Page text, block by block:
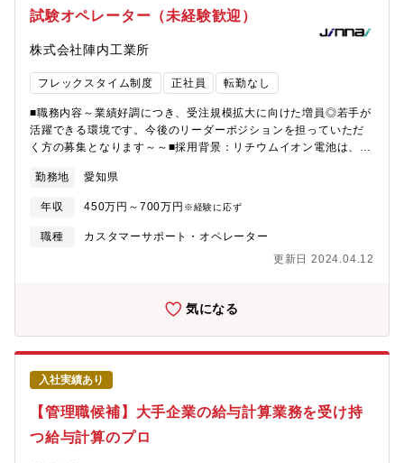
情報提供を行う・既存フローの課題抽出、RPA 等を含む改善策の
提案から実装までをリードする■キャリアパスまずはメンバーとし
て、問い合わせ対応や手続き業務を通じて、サービス知識・業界
理解・課題発見力を身につけていただきます。将来的には在籍グ
ループのリーダーとして、運用改善や施策推進などをリードして
いただきます。カスタマーサポート以外の職種へのチャレンジも
可能です。■配属部署Account Management UnitCustomer
Success2 Group（グループマネジャー以下8名程度の組織）
理解いただいたのち、分析・改善業務にも携わっていただきま
す。【入社後の流れ】まずはメインのサービスの仕様把握、業務
理解をしていただきます。1カ月程度の製品仕様研修の座学を行
い、その後OJTにて実務に慣れていただきます。メインサービス
の業務把握後には、順次他のサービスの製品理解を進めつつ、お
客様対応・コールセンター管理・課題解決にむけた業務を実施い
ただきます。【キャリア採用向け 入社後の教育支援】■ご本人が
組織の長となる「管理職コース」か、スペシャリストとしてのキ
ャリア極める「専門職コース」かを選択できます。■社内公募制も
援がありますので、ご安心ください。【ポジションの魅力】■単な
■「対応件数」ではなく、問い合わせ削減・品質改善・仕組み化が
評価される■サポートの現場で得た気づきを、改善・設計に活かせ
■事業／開発／営業など他部門と連携し、サービス全体に貢献でき
試験オペレーター（未経験歓迎）
株式会社陣内工業所
フレックスタイム制度 正社員 転勤なし
■職務内容～業績好調につき、受注規模拡大に向けた増員◎若手が
活躍できる環境です。今後のリーダーポジションを担っていただ
く方の募集となります～～■採用背景：リチウムイオン電池は、コ
ーとして需要が急増しております。将来的には市場ニーズなどを
考慮し、更なる事業拡大も予定していることによる増員募集とな
ります。■業務詳細：・お客様へのご要望のヒアリング、評価計画
策定、評価手順書の作成、評価準備、実施、データ抽出、加工・
ル試験など、各種試験でのリチウムイオン電池の機能安全性評
自社規格試験、オーダー規格試験 ほか■受託の流れ打合せ→試験
内容の企画→見積提出→秘密保持契約締結→供試体受渡→試験実
施→報告書・データ提出■入社後の流れ：入社後は車載用リチウム
イオン電池の評価試験における評価担当者からスタート。上席
者、先輩社員の指示に基づき評価試験をオペレートする業務から
始めていただきます。個人ではなくチームメンバーと共に仕事を
行うので、自然と知識や経験を身につけることができます。職種
未経験者でも約3ヶ月ほど経験を積むことで、スキル習得すること
ができます。
勤務地 愛知県
年収 450万円～700万円 ※経験に応ず
職種
カスタマーサポート・オペレーター
更新日 2024.04.12
気になる
入社実績あり
【管理職候補】大手企業の給与計算業務を受け持
つ給与計算のプロ